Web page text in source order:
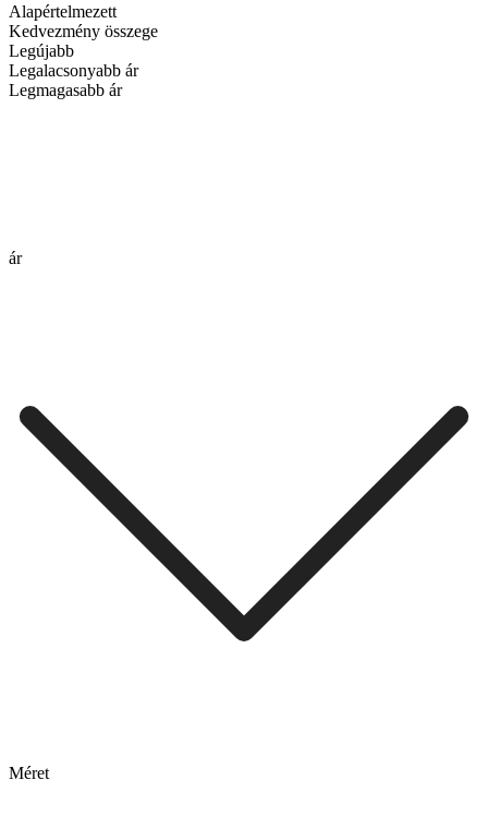
Alapértelmezett
Kedvezmény összege
Legújabb
Legalacsonyabb ár
Legmagasabb ár
ár
Méret